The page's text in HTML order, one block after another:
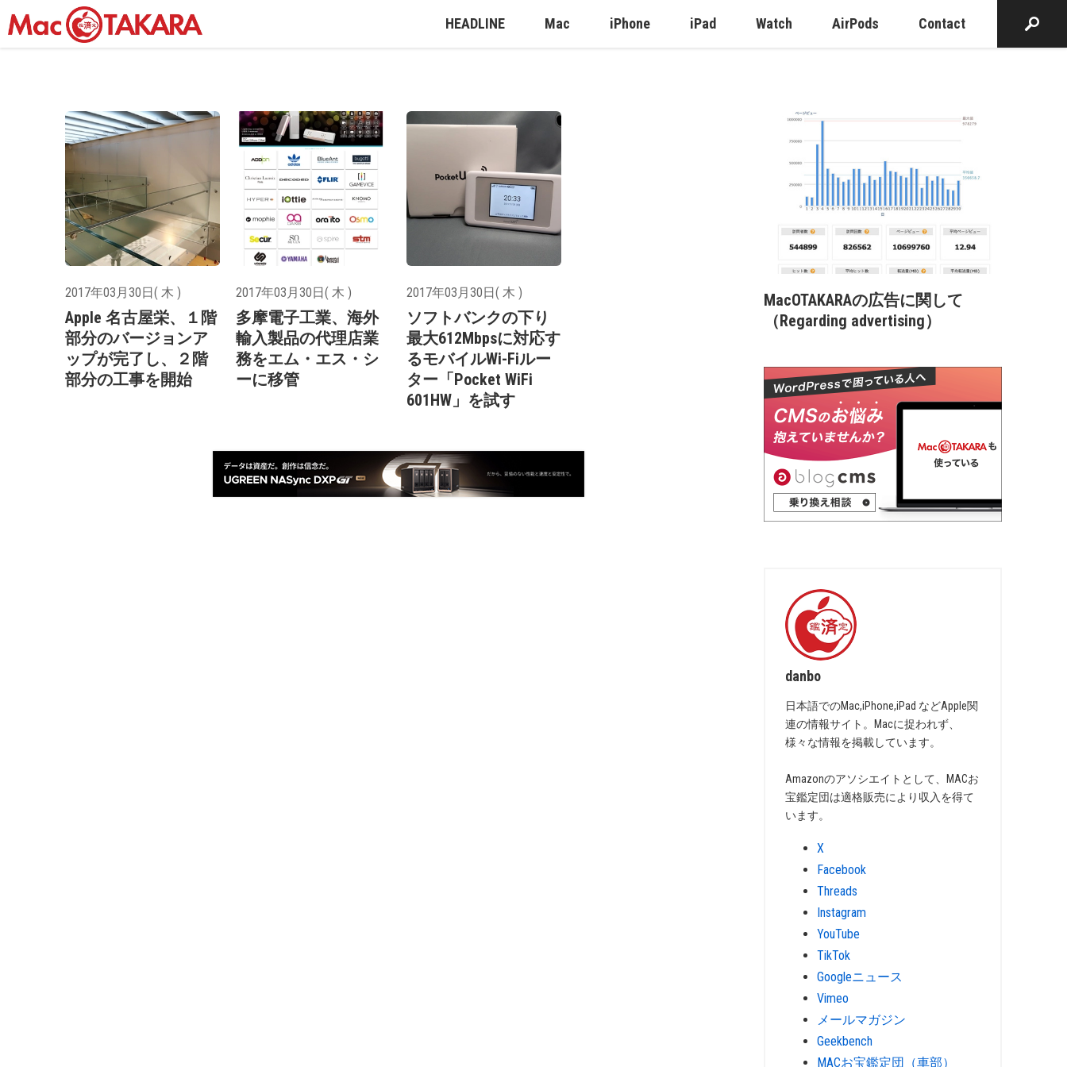
HEADLINE Mac iPhone iPad Watch AirPods Contact
2017年03月30日( 木 )
Apple 名古屋栄、１階
部分のバージョンア
ップが完了し、２階
部分の工事を開始
2017年03月30日( 木 )
多摩電子工業、海外
輸入製品の代理店業
務をエム・エス・シ
ーに移管
2017年03月30日( 木 )
ソフトバンクの下り
最大612Mbpsに対応す
るモバイルWi-Fiルー
ター「Pocket WiFi
601HW」を試す
MacOTAKARAの広告に関して
（Regarding advertising）
danbo
日本語でのMac,iPhone,iPad などApple関
連の情報サイト。Macに捉われず、
様々な情報を掲載しています。
Amazonのアソシエイトとして、MACお
宝鑑定団は適格販売により収入を得て
います。
X
Facebook
Threads
Instagram
YouTube
TikTok
Googleニュース
Vimeo
メールマガジン
Geekbench
MACお宝鑑定団（車部）